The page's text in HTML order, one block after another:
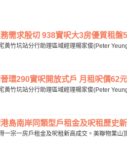
需求殷切 938實呎大3房優質租盤
黃竹坑站分行助理區域經理楊家俊(Peter
環290實呎開放式戶 月租呎價62
黃竹坑站分行助理區域經理楊家俊(Peter
島南岸同類型戶租金及呎租歷史
一宗一房戶租金及呎租新高成交。美聯物業